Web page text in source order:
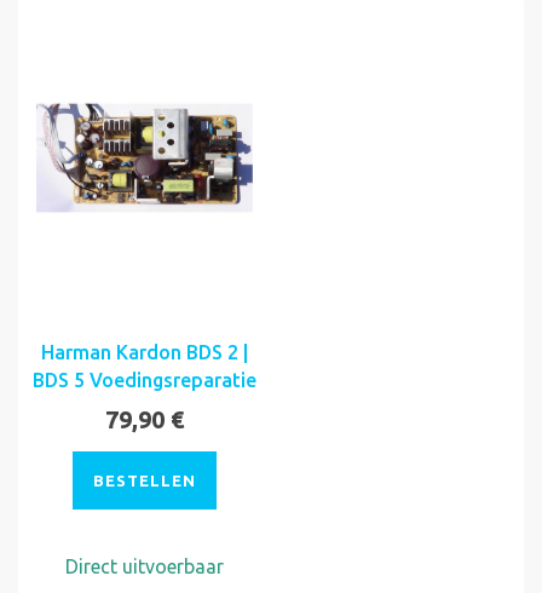
Harman Kardon BDS 2 |
BDS 5 Voedingsreparatie
79,90 €
BESTELLEN
Direct uitvoerbaar